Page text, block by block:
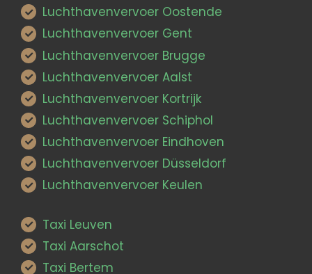
Luchthavenvervoer Oostende
Luchthavenvervoer Gent
Luchthavenvervoer Brugge
Luchthavenvervoer Aalst
Luchthavenvervoer Kortrijk
Luchthavenvervoer Schiphol
Luchthavenvervoer Eindhoven
Luchthavenvervoer Düsseldorf
Luchthavenvervoer Keulen
Taxi Leuven
Taxi Aarschot
Taxi Bertem